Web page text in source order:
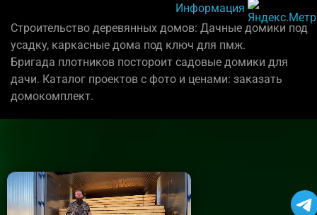
Информация
Строительство деревянных домов: Дачные домики под
усадку, каркасные дома под ключ для пмж.
Бригада плотников постороит садовые домики для
дачи. Каталог проектов с фото и ценами: заказать
домокомплект.